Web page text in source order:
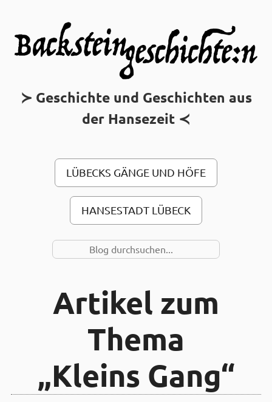
MAIN MENU
Geschichte und Geschichten aus
der Hansezeit
LÜBECKS GÄNGE UND HÖFE
HANSESTADT LÜBECK
SUCHE NACH…
Artikel zum
Thema
„Kleins Gang“